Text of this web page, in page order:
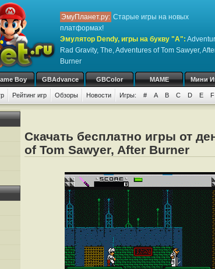
ЭмуПланет.ру: Старые игры на новых
платформах!
Эмулятор Dendy, игры на букву "A":
Rad Gravity, The, Adventures of Tom Sawyer,
Burner
Boy GBAdvance GBColor MAME Мини
Рейтинг игр Обзоры Новости Игры: # A B C D E F
Скачать бесплатно игры от
of Tom Sawyer, After Burner